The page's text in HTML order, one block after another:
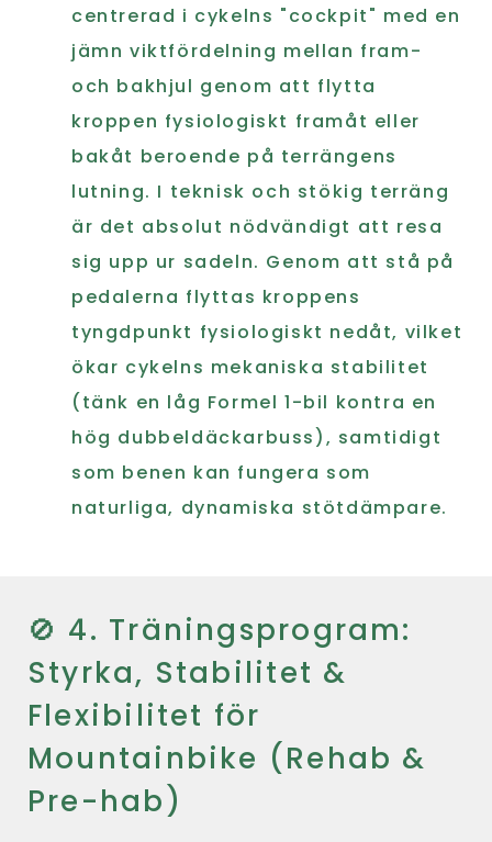
centrerad i cykelns "cockpit" med en
jämn viktfördelning mellan fram-
och bakhjul genom att flytta
kroppen fysiologiskt framåt eller
bakåt beroende på terrängens
lutning. I teknisk och stökig terräng
är det absolut nödvändigt att resa
sig upp ur sadeln. Genom att stå på
pedalerna flyttas kroppens
tyngdpunkt fysiologiskt nedåt, vilket
ökar cykelns mekaniska stabilitet
(tänk en låg Formel 1-bil kontra en
hög dubbeldäckarbuss), samtidigt
som benen kan fungera som
naturliga, dynamiska stötdämpare.
🚫 4. Träningsprogram:
Styrka, Stabilitet &
Flexibilitet för
Mountainbike (Rehab &
Pre-hab)